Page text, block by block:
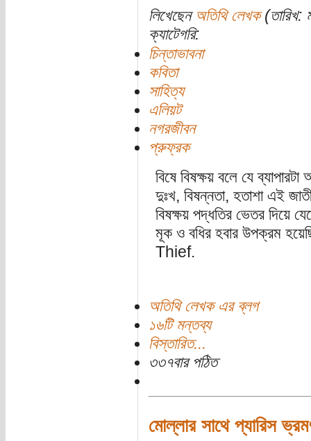
লিখেছেন অতিথি লেখক(তারিখ:
ক্যাটেগরি:
চিন্তাভাবনা
কবিতা
সাহিত্য
এলিয়ট
নগরজীবন
প্রুফ্রক
বিষে বিষক্ষয় বলে যে
দুঃখ, বিষন্নতা, হতাশা এই
বিষক্ষয় পদ্ধতির ভেতর দিয়ে
মূক ও বধির হবার উপক্রম
Thief.
অতিথি লেখক এর ব্লগ
১৬টি মন্তব্য
বিস্তারিত...
৩৩৭বার পঠিত
মোল্লার সাথে প্যারিস